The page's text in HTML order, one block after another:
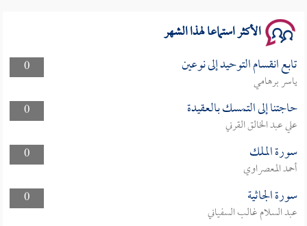
الأكثر استماعا لهذا الشهر
0 تابع انقسام التوحيد إلى نوعين
ياسر برهامي
0
حاجتنا إلى التمسك بالعقيدة
علي عبد الخالق القرني
0
سورة الملك
أحمد المعصراوي
0
سورة الجاثية
عبد السلام غالب السفياني